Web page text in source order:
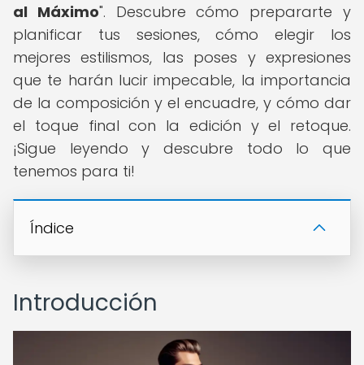
al Máximo". Descubre cómo prepararte y
planificar tus sesiones, cómo elegir los
mejores estilismos, las poses y expresiones
que te harán lucir impecable, la importancia
de la composición y el encuadre, y cómo dar
el toque final con la edición y el retoque.
¡Sigue leyendo y descubre todo lo que
tenemos para ti!
Índice
Introducción